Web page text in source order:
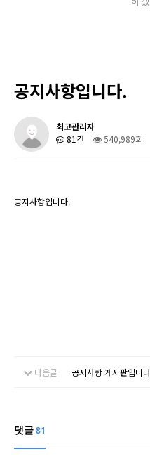
공지사항입니다.
최고관리자
81건
540,989회
공지사항입니다.
다음글 공지사항 게시판입니
댓글81